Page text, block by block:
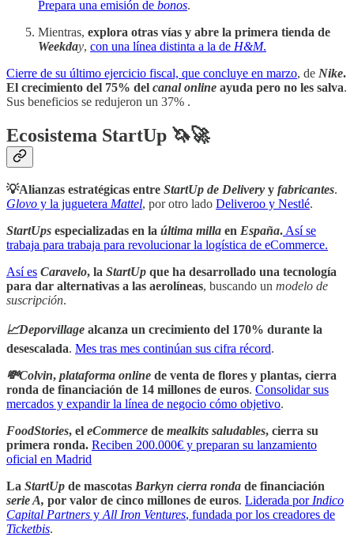
Prepara una emisión de bonos.
Mientras, explora otras vías y abre la primera tienda de
Weekday, con una línea distinta a la de H&M.
Cierre de su último ejercicio fiscal, que concluye en marzo, de Nike.
El crecimiento del 75% del canal online ayuda pero no les salva.
Sus beneficios se redujeron un 37% .
Ecosistema StartUp 🦄🚀
💡Alianzas estratégicas entre StartUp de Delivery y fabricantes.
Glovo y la juguetera Mattel, por otro lado Deliveroo y Nestlé.
StartUps especializadas en la última milla en España.Así se
trabaja para trabaja para revolucionar la logística de eCommerce.
Así es Caravelo, la StartUp que ha desarrollado una tecnología
para dar alternativas a las aerolíneas, buscando un modelo de
suscripción.
📈Deporvillage alcanza un crecimiento del 170% durante la
desescalada. Mes tras mes continúan sus cifra récord.
💸Colvin, plataforma online de venta de flores y plantas, cierra
ronda de financiación de 14 millones de euros. Consolidar sus
mercados y expandir la línea de negocio cómo objetivo.
FoodStories, el eCommerce de mealkits saludables, cierra su
primera ronda. Reciben 200.000€ y preparan su lanzamiento
oficial en Madrid
La StartUp de mascotas Barkyn cierra ronda de financiación
serie A, por valor de cinco millones de euros. Liderada porIndico
Capital Partners yAll Iron Ventures, fundada por los creadores de
Ticketbis.